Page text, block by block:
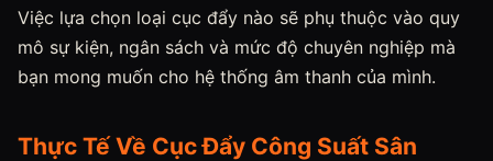
Việc lựa chọn loại cục đẩy nào sẽ phụ thuộc vào quy
mô sự kiện, ngân sách và mức độ chuyên nghiệp mà
bạn mong muốn cho hệ thống âm thanh của mình.
Thực Tế Về Cục Đẩy Công Suất Sân